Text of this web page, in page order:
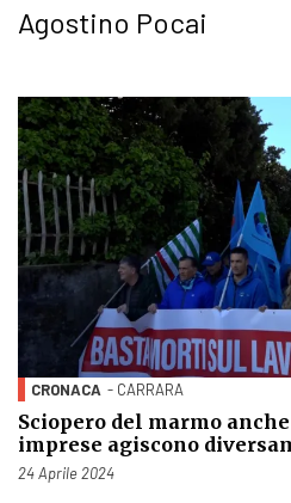
Agostino Pocai
CRONACA - CARRARA
Sciopero del marmo
imprese agiscono
Pubblicato il
24 Aprile 2024